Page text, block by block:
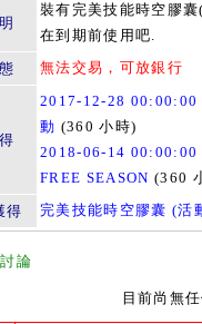
裝有完美技能時空膠
在到期前使用吧.
無法交易，可放銀行
2017-12-28 00:00:00
動 (360 小時)
2018-06-14 00:00:00
FREE SEASON (360
得
完美技能時空膠囊 (活
論
目前尚無